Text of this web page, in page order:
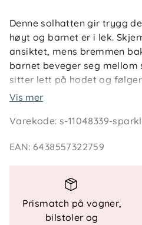
Denne solhatten gir trygg
høyt og barnet er i lek.
ansiktet, mens bremmen
barnet beveger seg mellom
sitter lett på hodet og
enten det er
gjør hatten behagelig også
kan være ute lenge uten at
Teknisk informasjon
Vis mer
Varekode:s-11048339-
EAN: 6438557322759
Prismatch på vogner,
bilstoler og